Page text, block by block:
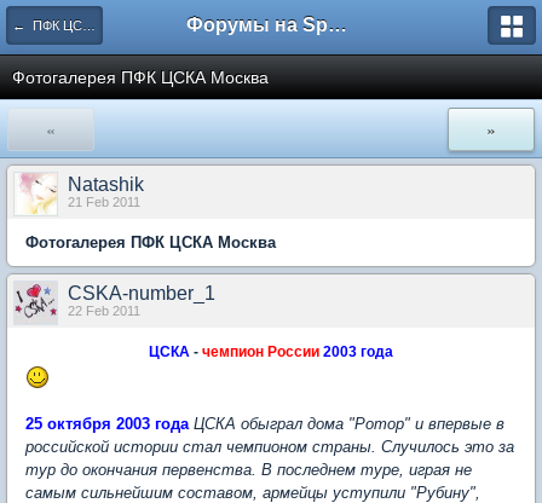
← ПФК ЦСКА Москва Форумы на Sportbox.ru
Фотогалерея ПФК ЦСКА Москва
« »
Natashik
21 Feb 2011
Фотогалерея ПФК ЦСКА Москва
CSKA-number_1
22 Feb 2011
ЦСКА - чемпион России 2003 года
25 октября 2003 года ЦСКА обыграл дома "Ротор" и впервые в
российской истории стал чемпионом страны. Случилось это за
тур до окончания первенства. В последнем туре, играя не
самым сильнейшим составом, армейцы уступили "Рубину",